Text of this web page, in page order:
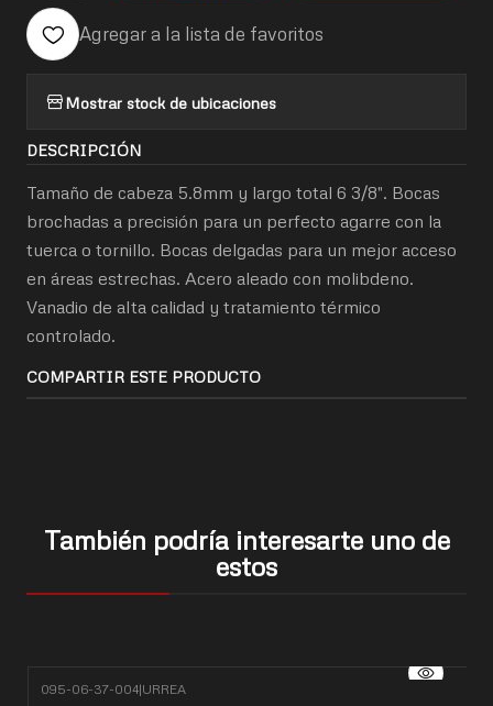
Agregar a la lista de favoritos
Mostrar stock de ubicaciones
DESCRIPCIÓN
Tamaño de cabeza 5.8mm y largo total 6 3/8". Bocas
brochadas a precisión para un perfecto agarre con la
tuerca o tornillo. Bocas delgadas para un mejor acceso
en áreas estrechas. Acero aleado con molibdeno.
Vanadio de alta calidad y tratamiento térmico
controlado.
COMPARTIR ESTE PRODUCTO
También podría interesarte uno de
estos
095-06-37-004|URREA